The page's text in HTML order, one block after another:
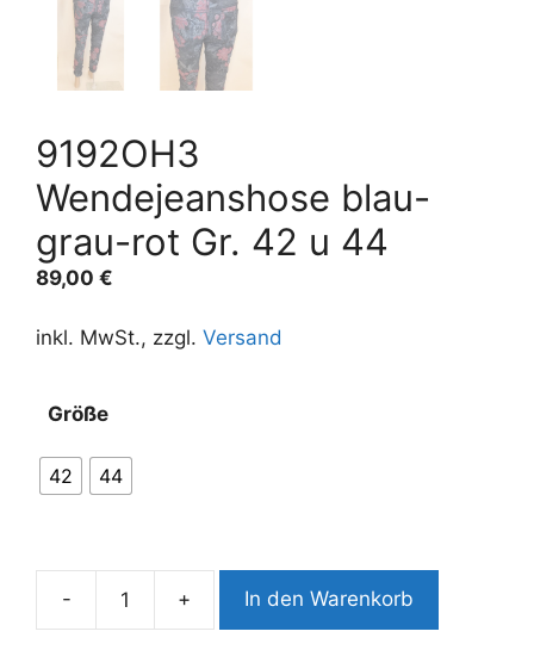
9192OH3
Wendejeanshose blau-
grau-rot Gr. 42 u 44
89,00 €
inkl. MwSt., zzgl. Versand
Größe
42 44
-
9192OH3
+ In den Warenkorb
t
e
a
i